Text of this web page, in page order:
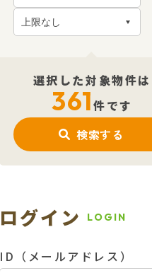
選択した対象物件は
361件です
検索する
ログイン LOGIN
ID（メールアドレス）